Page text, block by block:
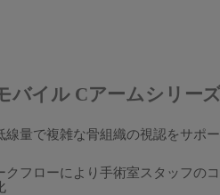
バイル Cアームシリー
線量で複雑な骨組織の視認をサポー
クフローにより手術室スタッフの